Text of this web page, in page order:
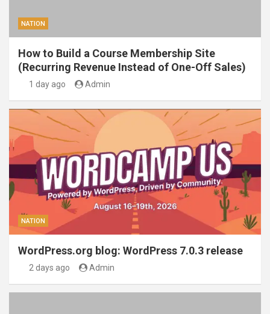
NATION
How to Build a Course Membership Site
(Recurring Revenue Instead of One-Off Sales)
1 day ago Admin
NATION
WordPress.org blog: WordPress 7.0.3 release
2 days ago Admin